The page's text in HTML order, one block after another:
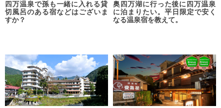
四万温泉で孫も一緒に入れる貸
切風呂のある宿などはございま
すか？
奥四万湖に行った後に四万温泉
に泊まりたい。平日限定で安く
なる温泉宿を教えて。